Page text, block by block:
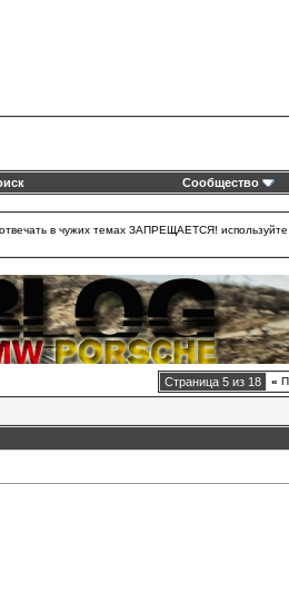
Сообщество
в чужих темах ЗАПРЕЩАЕТСЯ!
Страница 5 из 18 «